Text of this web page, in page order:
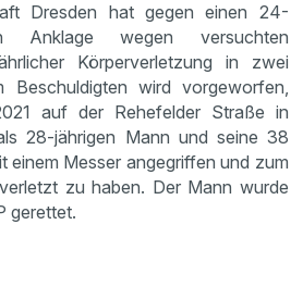
Dresden hat gegen einen 24-
Anklage wegen versuchten
Körperverletzung in zwei
Beschuldigten wird vorgeworfen,
auf der Rehefelder Straße in
28-jährigen Mann und seine 38
einem Messer angegriffen und zum
zu haben. Der Mann wurde
gerettet.